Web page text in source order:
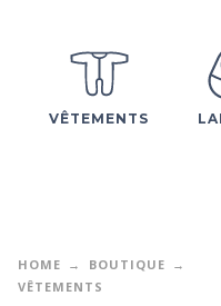
VÊTEMENTS
HOME
BOUTIQUE
VÊTEMENTS